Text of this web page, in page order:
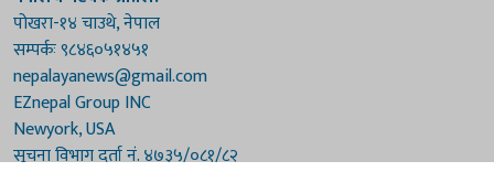
पोखरा-१४ चाउथे, नेपाल
सम्पर्कः ९८४६०५१४५१
nepalayanews@gmail.com
EZnepal Group INC
Newyork, USA
सूचना विभाग दर्ता नं. ४७३५/०८१/८२